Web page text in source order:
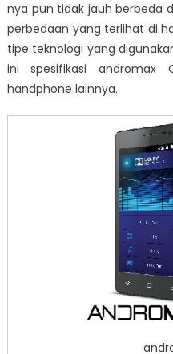
nya pun tidak jauh berbeda
perbedaan yang terlihat di
tipe teknologi yang
ini spesifikasi andromax
handphone lainnya.